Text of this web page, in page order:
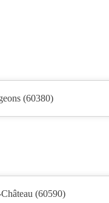
(60380)
(60590)